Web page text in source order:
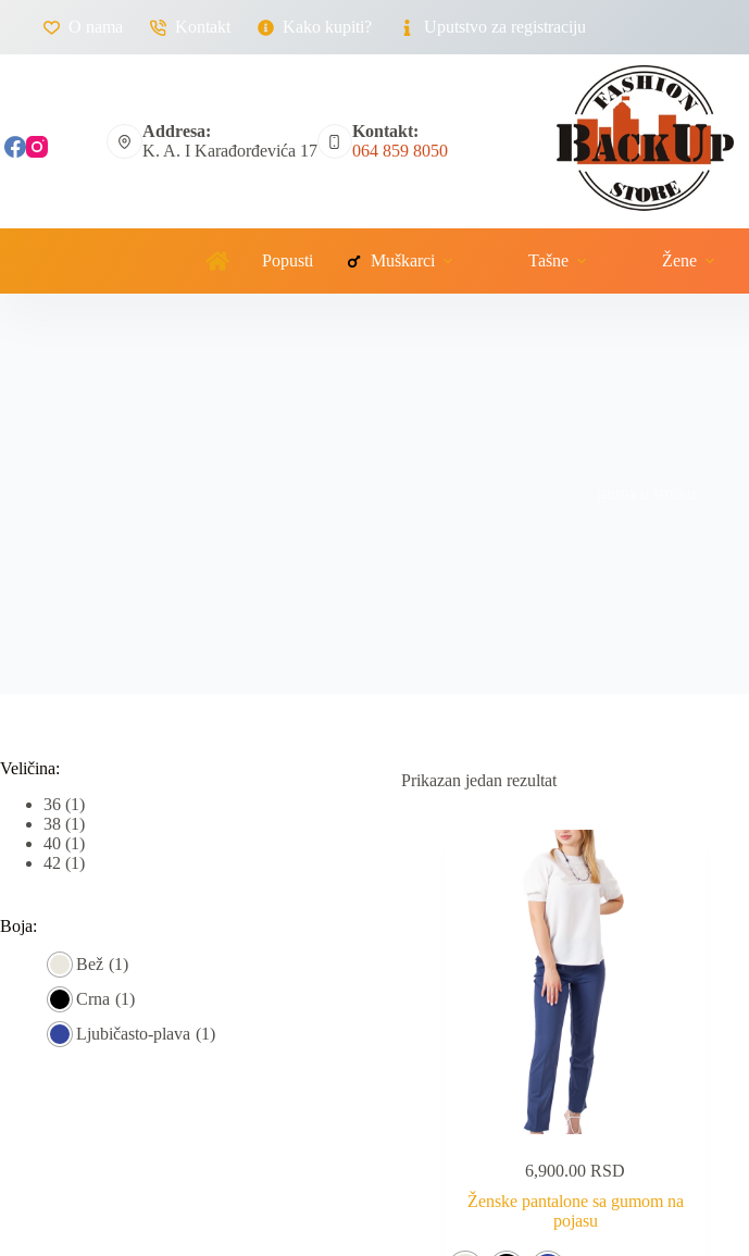
O nama Kontakt Kako kupiti? Uputstvo za registraciju
Addresa:
K. A. I Karađorđevića 17
Kontakt:
064 859 8050
Popusti Muškarci Tašne Žene
Prikazan jedan rezultat
6,900.00RSD
Ženske pantalone sa gumom na
pojasu
Veličina:
36 (1)
38 (1)
40 (1)
42 (1)
Boja:
Bež (1)
Crna (1)
Ljubičasto-plava (1)